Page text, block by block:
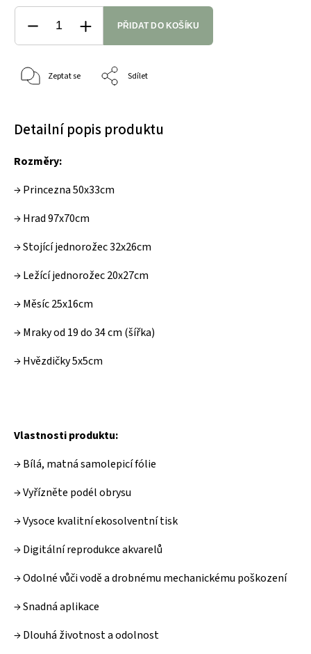
PŘIDAT DO KOŠÍKU
Zeptat se Sdílet
Detailní popis produktu
Rozměry:
→ Princezna 50x33cm
→ Hrad 97x70cm
→ Stojící jednorožec 32x26cm
→ Ležící jednorožec 20x27cm
→ Měsíc 25x16cm
→ Mraky od 19 do 34 cm (šířka)
→ Hvězdičky 5x5cm
Vlastnosti produktu:
→ Bílá, matná samolepicí fólie
→ Vyřízněte podél obrysu
→ Vysoce kvalitní ekosolventní tisk
→ Digitální reprodukce akvarelů
→ Odolné vůči vodě a drobnému mechanickému poškození
→ Snadná aplikace
→ Dlouhá životnost a odolnost